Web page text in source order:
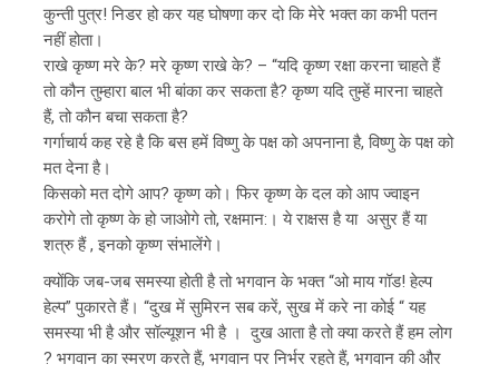
कुन्ती पुत्र! निडर हो कर यह घोषणा कर दो कि मेरे भक्त का कभी पतन
नहीं होता।
राखे कृष्ण मरे के? मरे कृष्ण राखे के? – “यदि कृष्ण रक्षा करना चाहते हैं
तो कौन तुम्हारा बाल भी बांका कर सकता है? कृष्ण यदि तुम्हें मारना चाहते
हैं, तो कौन बचा सकता है?
गर्गाचार्य कह रहे है कि बस हमें विष्णु के पक्ष को अपनाना है, विष्णु के पक्ष को
मत देना है।
किसको मत दोगे आप? कृष्ण को। फिर कृष्ण के दल को आप ज्वाइन
करोगे तो कृष्ण के हो जाओगे तो, रक्षमान:। ये राक्षस है या असुर हैं या
शत्रु हैं , इनको कृष्ण संभालेंगे।
क्योंकि जब-जब समस्या होती है तो भगवान के भक्त “ओ माय गॉड! हेल्प
हेल्प” पुकारते हैं। “दुख में सुमिरन सब करें, सुख में करे ना कोई “ यह
समस्या भी है और सॉल्यूशन भी है । दुख आता है तो क्या करते हैं हम लोग
? भगवान का स्मरण करते हैं, भगवान पर निर्भर रहते हैं, भगवान की और